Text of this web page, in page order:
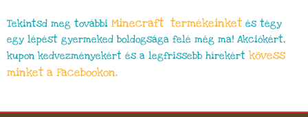
Tekintsd meg további Minecraft termékeinket és tégy
egy lépést gyermeked boldogsága felé még ma! Akciókért,
kupon kedvezményekért és a legfrissebb hírekért kövess
minket a Facebookon.